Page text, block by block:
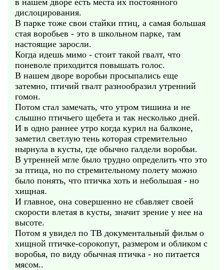
в нашем дворе есть места их постоянного
дислоцирования.
В парке тоже свои стайки птиц, а самая большая
стая воробьев - это в школьном парке, там
настоящие заросли.
Когда идешь мимо - стоит такой гвалт, что
поневоле приходится повышать голос.
В нашем дворе воробьи просыпались еще
затемно, птичий гвалт разнообразил утренний
гомон.
Потом стал замечать, что утром тишина и не
слышно птичьего щебета и так несколько дней.
И в одно раннее утро когда курил на балконе,
заметил светлую тень которая стремительно
нырнула в кусты, где обычно галдели воробьи.
В утренней мгле было трудно определить что это
за птица, но по стремительному полету можно
было понять, что птичка хоть и небольшая - но
хищная.
И главное, она совершенно не сбавляет своей
скорости влетая в кусты, значит зрение у нее на
высоте.
Потом я увидел по ТВ документальный фильм о
хищной птичке-сорокопут, размером и обликом с
воробья, по виду обычная птичка - но питается
мясом..